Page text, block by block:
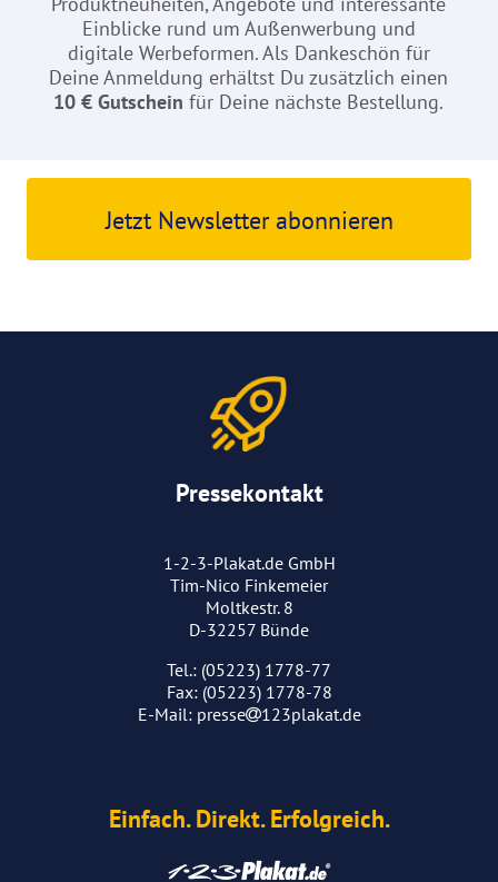
Einblicke rund um Außenwerbung und
digitale Werbeformen. Als Dankeschön für
Deine Anmeldung erhältst Du zusätzlich einen
10 € Gutschein für Deine nächste Bestellung.
Jetzt Newsletter abonnieren
Pressekontakt
1-2-3-Plakat.de GmbH
Tim-Nico Finkemeier
Moltkestr. 8
D-32257 Bünde
Tel.: (05223) 1778-77
Fax: (05223) 1778-78
E-Mail: presse 123plakat.de
Einfach. Direkt. Erfolgreich.